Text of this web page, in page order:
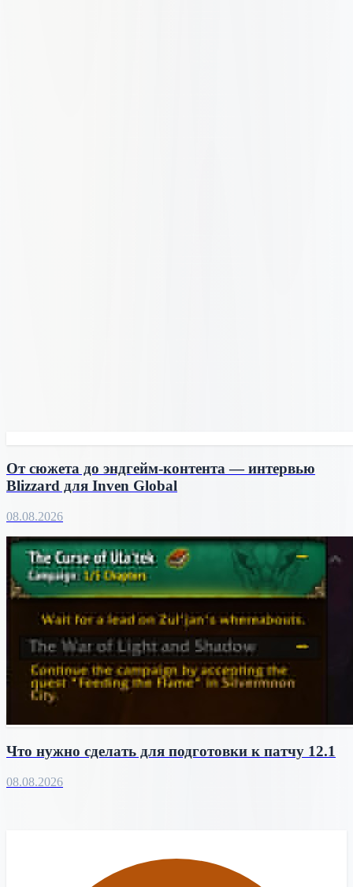
От сюжета до эндгейм-контента — интервью
Blizzard для Inven Global
08.08.2026
Что нужно сделать для подготовки к патчу 12.1
08.08.2026